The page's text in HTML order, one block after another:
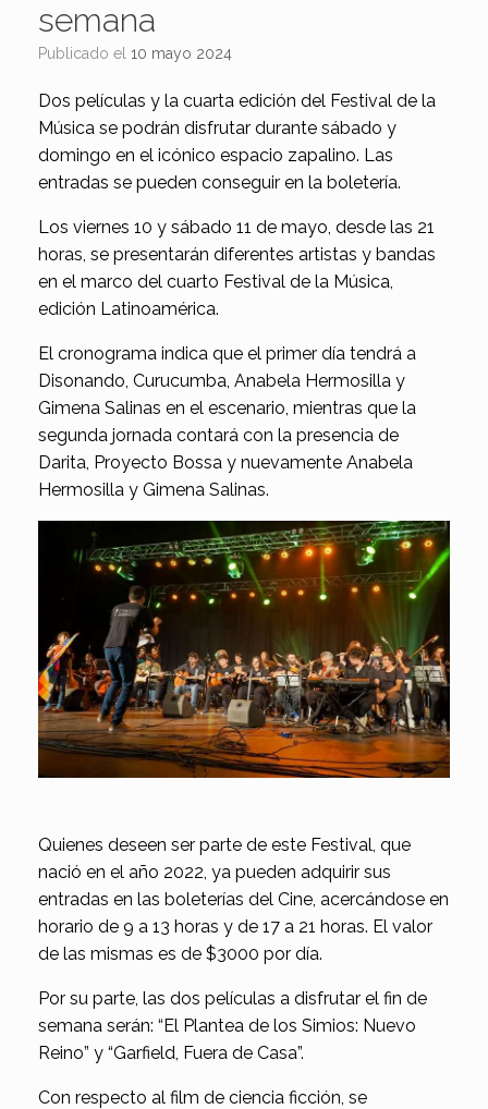
semana
Publicado el 10 mayo 2024
Dos películas y la cuarta edición del Festival de la
Música se podrán disfrutar durante sábado y
domingo en el icónico espacio zapalino. Las
entradas se pueden conseguir en la boletería.
Los viernes 10 y sábado 11 de mayo, desde las 21
horas, se presentarán diferentes artistas y bandas
en el marco del cuarto Festival de la Música,
edición Latinoamérica.
El cronograma indica que el primer día tendrá a
Disonando, Curucumba, Anabela Hermosilla y
Gimena Salinas en el escenario, mientras que la
segunda jornada contará con la presencia de
Darita, Proyecto Bossa y nuevamente Anabela
Hermosilla y Gimena Salinas.
Quienes deseen ser parte de este Festival, que
nació en el año 2022, ya pueden adquirir sus
entradas en las boleterías del Cine, acercándose en
horario de 9 a 13 horas y de 17 a 21 horas. El valor
de las mismas es de $3000 por día.
Por su parte, las dos películas a disfrutar el fin de
semana serán: “El Plantea de los Simios: Nuevo
Reino” y “Garfield, Fuera de Casa”.
Con respecto al film de ciencia ficción, se